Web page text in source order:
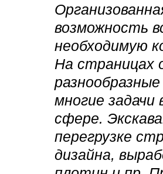
возможность
необходимую
На страницах
многие задачи
сфере.
перегрузке
дизайна,